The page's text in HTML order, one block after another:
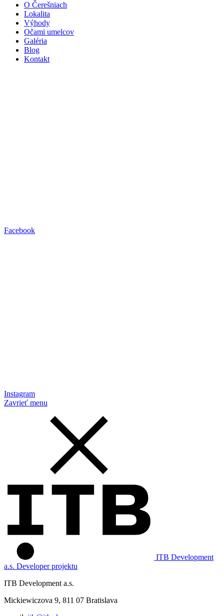
O Čerešniach
Lokalita
Výhody
Očami umelcov
Galéria
Blog
Kontakt
Facebook
Instagram
Zavrieť menu
ITB Development
a.s. Developer projektu
ITB Development a.s.
Mickiewiczova 9, 811 07 Bratislava